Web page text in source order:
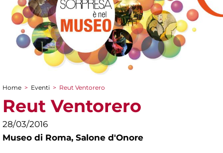
Tu sei qui
Home > Eventi > Reut Ventorero
Reut Ventorero
28/03/2016
Museo di Roma, Salone d'Onore